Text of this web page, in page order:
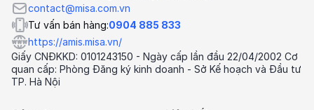
contact@misa.com.vn
Tư vấn bán hàng:0904 885 833
https://amis.misa.vn/
Giấy CNĐKKD: 0101243150 - Ngày cấp lần đầu 22/04/2002 Cơ
quan cấp: Phòng Đăng ký kinh doanh - Sở Kế hoạch và Đầu tư
TP. Hà Nội